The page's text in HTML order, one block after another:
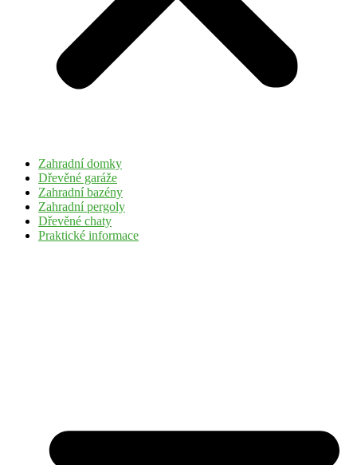
Zahradní domky
Dřevěné garáže
Zahradní bazény
Zahradní pergoly
Dřevěné chaty
Praktické informace